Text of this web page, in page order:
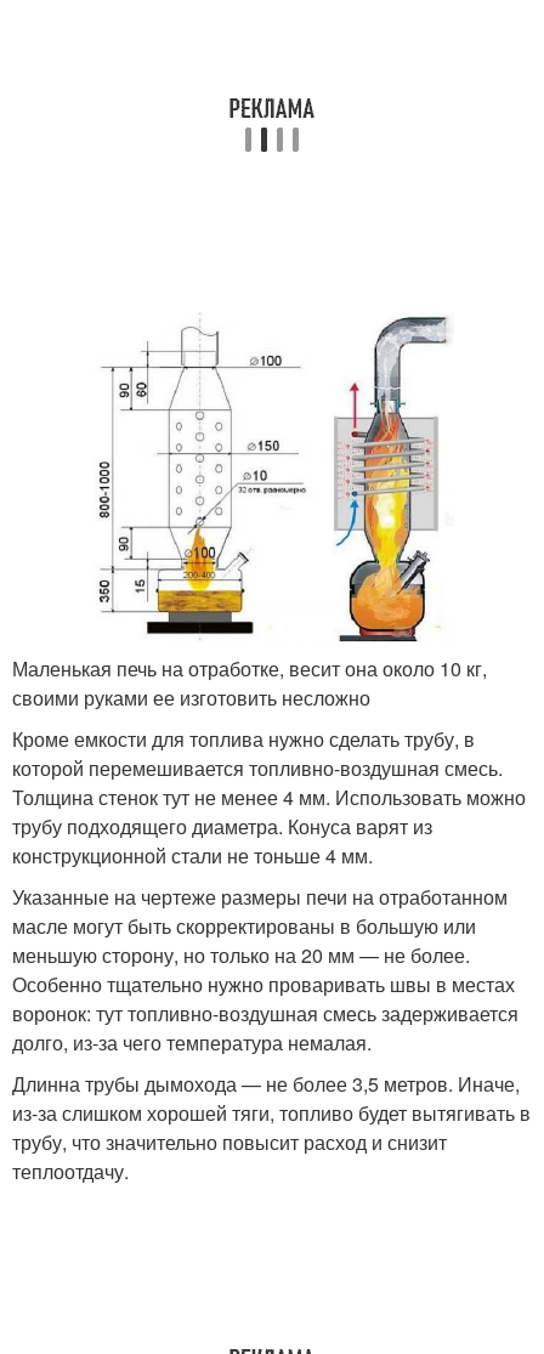
Маленькая печь на отработке, весит она около 10 кг,
своими руками ее изготовить несложно
Кроме емкости для топлива нужно сделать трубу, в
которой перемешивается топливно-воздушная смесь.
Толщина стенок тут не менее 4 мм. Использовать можно
трубу подходящего диаметра. Конуса варят из
конструкционной стали не тоньше 4 мм.
Указанные на чертеже размеры печи на отработанном
масле могут быть скорректированы в большую или
меньшую сторону, но только на 20 мм — не более.
Особенно тщательно нужно проваривать швы в местах
воронок: тут топливно-воздушная смесь задерживается
долго, из-за чего температура немалая.
Длинна трубы дымохода — не более 3,5 метров. Иначе,
из-за слишком хорошей тяги, топливо будет вытягивать в
трубу, что значительно повысит расход и снизит
теплоотдачу.